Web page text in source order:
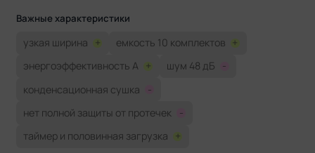
Важные характеристики
узкая ширина + емкость 10 комплектов +
энергоэффективность A + шум 48 дБ
-
конденсационная сушка
-
нет полной защиты от протечек
-
таймер и половинная загрузка +